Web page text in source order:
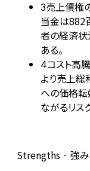
3売上債権
当金は882
者の経済状
ある。
4コスト高
より売上総
への価格
ながるリス
Strengths · 強み